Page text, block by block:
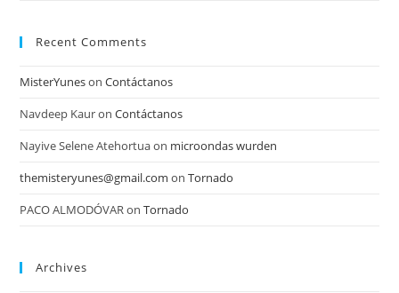
Recent Comments
MisterYunesonContáctanos
Navdeep KauronContáctanos
Nayive Selene Atehortuaon microondas wurden
themisteryunes@gmail.com onTornado
PACO ALMODÓVARonTornado
Archives